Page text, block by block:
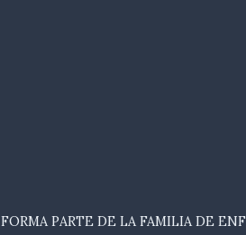
FORMA PARTE DE LA FAMILIA DE